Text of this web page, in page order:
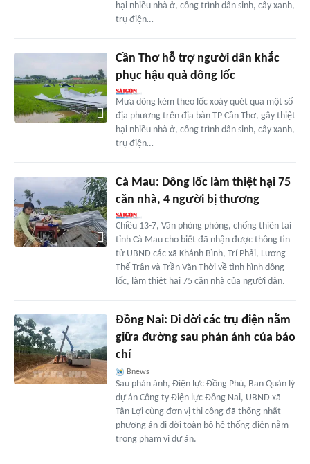
hại nhiều nhà ở, công trình dân sinh, cây xanh,
trụ điện…
Cần Thơ hỗ trợ người dân khắc
phục hậu quả dông lốc
Mưa dông kèm theo lốc xoáy quét qua một số
địa phương trên địa bàn TP Cần Thơ, gây thiệt
hại nhiều nhà ở, công trình dân sinh, cây xanh,
trụ điện…
Cà Mau: Dông lốc làm thiệt hại 75
căn nhà, 4 người bị thương
Chiều 13-7, Văn phòng phòng, chống thiên tai
tỉnh Cà Mau cho biết đã nhận được thông tin
từ UBND các xã Khánh Bình, Trí Phải, Lương
Thế Trân và Trần Văn Thời về tình hình dông
lốc, làm thiệt hại 75 căn nhà của người dân.
Đồng Nai: Di dời các trụ điện nằm
giữa đường sau phản ánh của báo
chí
Bnews
Sau phản ánh, Điện lực Đồng Phú, Ban Quản lý
dự án Công ty Điện lực Đồng Nai, UBND xã
Tân Lợi cùng đơn vị thi công đã thống nhất
phương án di dời toàn bộ hệ thống điện nằm
trong phạm vi dự án.